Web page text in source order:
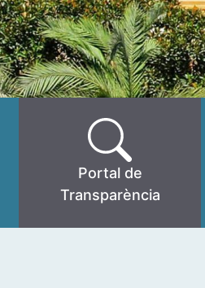
Portal de
Transparència